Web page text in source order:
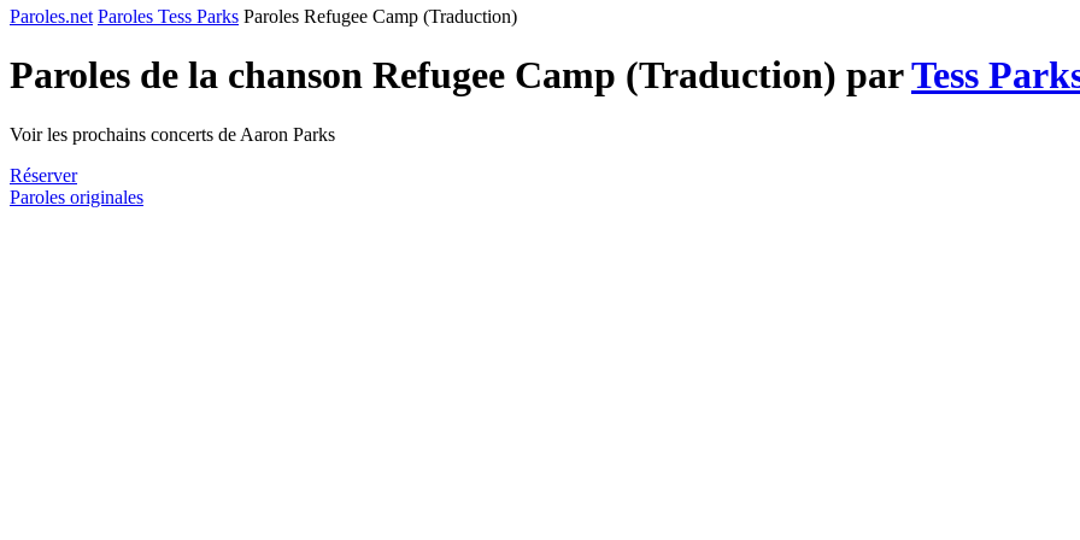
Paroles.net Paroles Tess Parks Paroles Refugee Camp (Traduction)
Paroles de la chanson Refugee Camp (Traduction) parTess
Voir les prochains concerts de Aaron Parks
Réserver
Paroles originales